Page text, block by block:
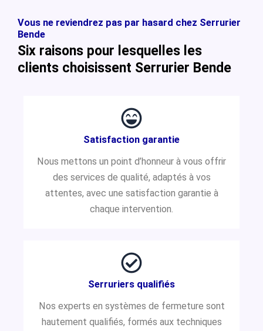
Vous ne reviendrez pas par hasard chez Serrurier
Bende
Six raisons pour lesquelles les
clients choisissent Serrurier Bende
Satisfaction garantie
Nous mettons un point d’honneur à vous offrir
des services de qualité, adaptés à vos
attentes, avec une satisfaction garantie à
chaque intervention.
Serruriers qualifiés
Nos experts en systèmes de fermeture sont
hautement qualifiés, formés aux techniques